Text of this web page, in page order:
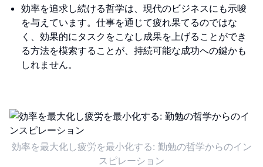
効率を追求し続ける哲学は、現代のビジネスにも示唆
を与えています。仕事を通じて疲れ果てるのではな
く、効果的にタスクをこなし成果を上げることができ
る方法を模索することが、持続可能な成功への鍵かも
しれません。
効率を最大化し疲労を最小化する: 勤勉の哲学からのイン
スピレーション